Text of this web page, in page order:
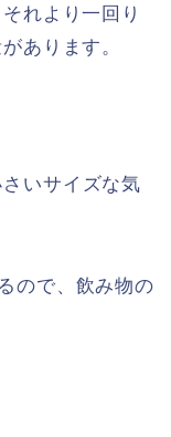
れより一回り
あります。
いサイズな気
ので、飲み物の